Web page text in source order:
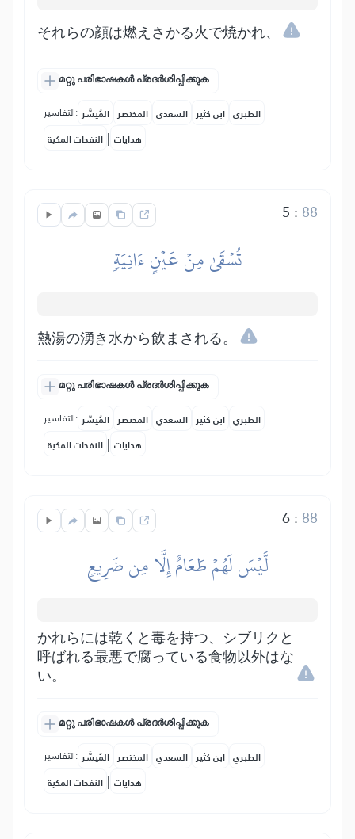
それらの顔は燃えさかる火で焼かれ、
മറ്റു പരിഭാഷകൾ പ്രദർശിപ്പിക്കുക
التفاسير: المُيسَّر المختصر السعدي ابن كثير الطبري
النفحات المكية | هدايات
5 : 88
تُسۡقَىٰ مِنۡ عَيۡنٍ ءَانِيَةٖ
熱湯の湧き水から飲まされる。
മറ്റു പരിഭാഷകൾ പ്രദർശിപ്പിക്കുക
التفاسير: المُيسَّر المختصر السعدي ابن كثير الطبري
النفحات المكية | هدايات
6: 88
لَّيۡسَ لَهُمۡ طَعَامٌ إِلَّا مِن ضَرِيعٖ
かれらには乾くと毒を持つ、シブリクと
呼ばれる最悪で腐っている食物以外はな
い。
മറ്റു പരിഭാഷകൾ പ്രദർശിപ്പിക്കുക
التفاسير: المُيسَّر المختصر السعدي ابن كثير الطبري
النفحات المكية | هدايات